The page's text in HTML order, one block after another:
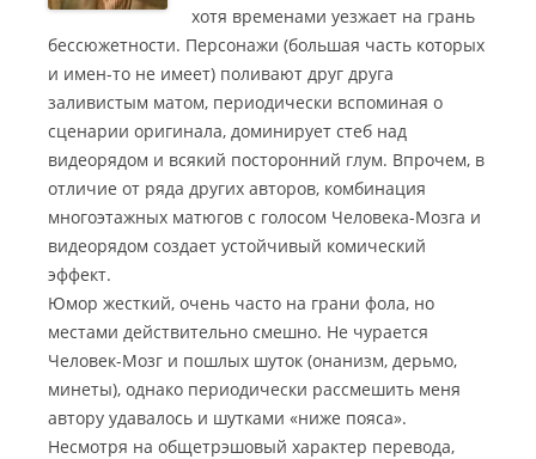
хотя временами уезжает на грань
бессюжетности. Персонажи (большая часть которых
и имен-то не имеет) поливают друг друга
заливистым матом, периодически вспоминая о
сценарии оригинала, доминирует стеб над
видеорядом и всякий посторонний глум. Впрочем, в
отличие от ряда других авторов, комбинация
многоэтажных матюгов с голосом Человека-Мозга и
видеорядом создает устойчивый комический
эффект.
Юмор жесткий, очень часто на грани фола, но
местами действительно смешно. Не чурается
Человек-Мозг и пошлых шуток (онанизм, дерьмо,
минеты), однако периодически рассмешить меня
автору удавалось и шутками «ниже пояса».
Несмотря на общетрэшовый характер перевода,